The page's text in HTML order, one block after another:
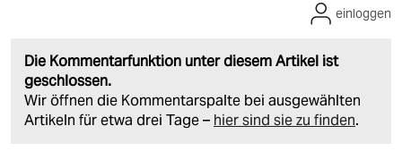
Die Kommentarfunktion unter diesem Artikel ist
geschlossen.
Wir öffnen die Kommentarspalte bei ausgewählten
Artikeln für etwa drei Tage – hier sind sie zu finden.
einloggen